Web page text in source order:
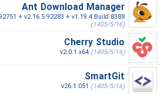
Ant Download Manager
+ v2.16.5.92283 + v1.19.4 Build 8388
(1405/5/16)
Cherry Studio
v2.0.1 x64 (1405/5/16)
SmartGit
v26.1.051 (1405/5/16)